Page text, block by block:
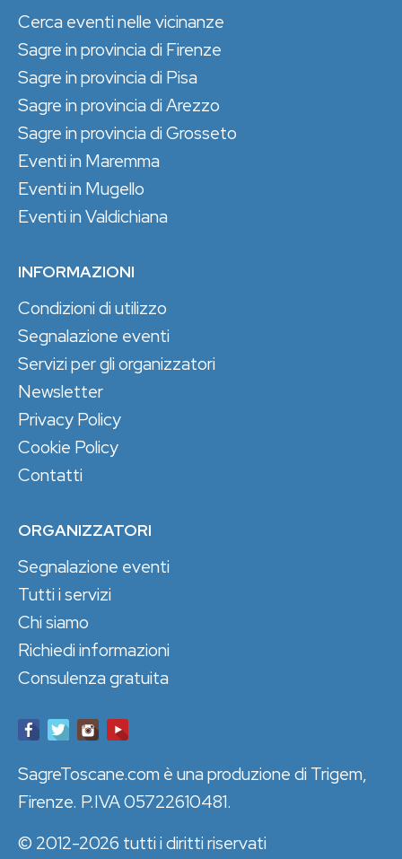
Cerca eventi nelle vicinanze
Sagre in provincia di Firenze
Sagre in provincia di Pisa
Sagre in provincia di Arezzo
Sagre in provincia di Grosseto
Eventi in Maremma
Eventi in Mugello
Eventi in Valdichiana
INFORMAZIONI
Condizioni di utilizzo
Segnalazione eventi
Servizi per gli organizzatori
Newsletter
Privacy Policy
Cookie Policy
Contatti
ORGANIZZATORI
Segnalazione eventi
Tutti i servizi
Chi siamo
Richiedi informazioni
Consulenza gratuita
SagreToscane.com è una produzione di Trigem,
Firenze. P.IVA 05722610481.
© 2012-2026 tutti i diritti riservati